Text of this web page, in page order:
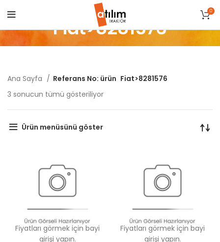
0
Fiat>8281576
Ana Sayfa Referans No: ürün Fiat>8281576
3 sonucun tümü gösteriliyorPopülerliğe
Ürün menüsünü göster
Fiyatları görmek için bayi
girişi yapın.
Fiyatları görmek için bayi
girişi yapın.